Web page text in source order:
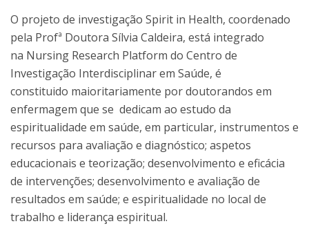
O projeto de investigação Spirit in Health, coordenado
pela Profª Doutora Sílvia Caldeira, está integrado
na Nursing Research Platform do Centro de
Investigação Interdisciplinar em Saúde, é
constituido maioritariamente por doutorandos em
enfermagem que se dedicam ao estudo da
espiritualidade em saúde, em particular, instrumentos e
recursos para avaliação e diagnóstico; aspetos
educacionais e teorização; desenvolvimento e eficácia
de intervenções; desenvolvimento e avaliação de
resultados em saúde; e espiritualidade no local de
trabalho e liderança espiritual.